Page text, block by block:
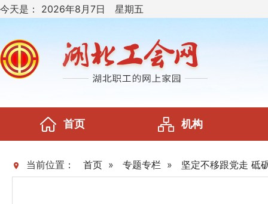
今天是： 2026年8月7日 星期五
首页 机构
当前位置： 首页 » 专题专栏 » 坚定不移跟党走 砥